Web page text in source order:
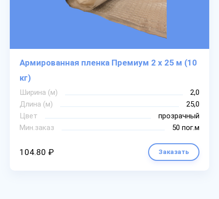
Армированная пленка Премиум 2 х 25 м (10
кг)
Ширина (м)
2,0
Длина (м)
25,0
Цвет
прозрачный
Мин.заказ
50 пог.м
104.80 ₽ Заказать